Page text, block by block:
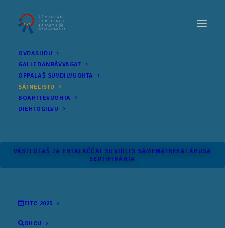
OVDASIIDU
GALLEDANRÁVVAGAT
OPPALAŠ SUVDILVUOHTA
SÁTNELISTU
BOAHTTEVUOHTA
DIEHTOGILVU
VÁSTTOLAŠ JA EHTALAČČAT SUVDILIS SÁME­MÁTKEEALÁHUSA
SERTIFIKÁHTA
EITC 2025
OHCU